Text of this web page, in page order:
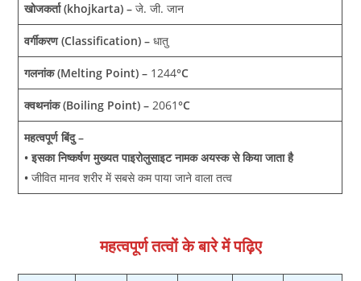
खोजकर्ता (khojkarta) –जे. जी. जान
वर्गीकरण (Classification) – धातु
गलनांक (Melting Point) – 1244°C
क्वथनांक (Boiling Point) –2061°C
महत्वपूर्ण बिंदु –
• इसका निष्‍कर्षण मुख्‍यत पाइरोलुसाइट नामक अयस्‍क से किया जाता है
• जीवित मानव शरीर में सबसे कम पाया जाने वाला तत्‍व
महत्‍वपूर्ण तत्‍वों के बारे में पढ़ि‍ए